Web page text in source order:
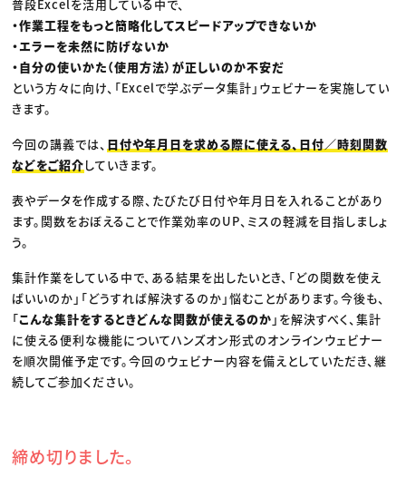
普段Excelを活用している中で、
・作業工程をもっと簡略化してスピードアップできないか
・エラーを未然に防げないか
・自分の使いかた（使用方法）が正しいのか不安だ
という方々に向け、「Excelで学ぶデータ集計」ウェビナーを実施してい
きます。
今回の講義では、 日付や年月日を求める際に使える、日付／時刻関数
などをご紹介していきます。
表やデータを作成する際、たびたび日付や年月日を入れることがあり
ます。関数をおぼえることで作業効率のUP、ミスの軽減を目指しましょ
う。
集計作業をしている中で、ある結果を出したいとき、「どの関数を使え
ばいいのか」「どうすれば解決するのか」悩むことがあります。今後も、
「こんな集計をするときどんな関数が使えるのか 」を解決すべく、集計
に使える便利な機能についてハンズオン形式のオンラインウェビナー
を順次開催予定です。今回のウェビナー内容を備えとしていただき、継
続してご参加ください。
締め切りました。